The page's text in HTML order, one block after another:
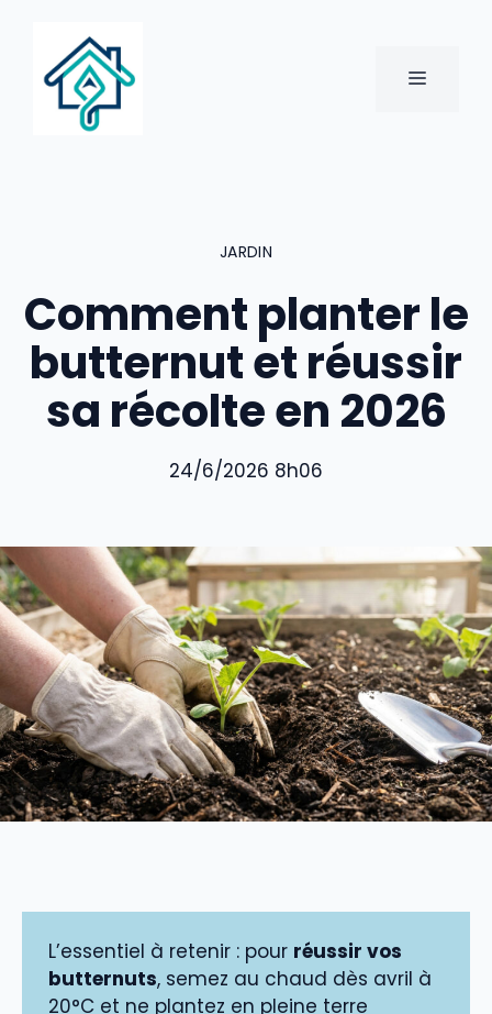
contenu
MENU
JARDIN
Comment planter le
butternut et réussir
sa récolte en 2026
24/6/2026 8h06
L’essentiel à retenir : pour réussir vos
butternuts, semez au chaud dès avril à
20°C et ne plantez en pleine terre